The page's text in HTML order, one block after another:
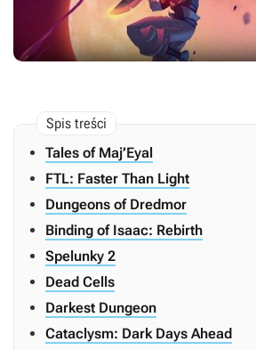
Tales of Maj’Eyal
FTL: Faster Than Light
Dungeons of Dredmor
Binding of Isaac: Rebirth
Spelunky 2
Dead Cells
Darkest Dungeon
Cataclysm: Dark Days Ahead